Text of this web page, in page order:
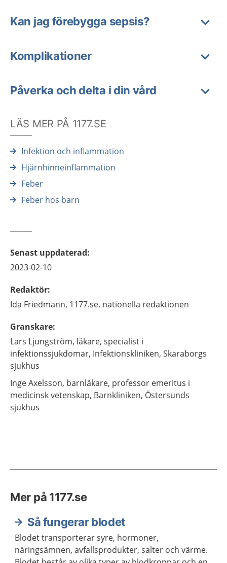
Kan jag förebygga sepsis?
Komplikationer
Påverka och delta i din vård
LÄS MER PÅ 1177.SE
Infektion och inflammation
Hjärnhinneinflammation
Feber
Feber hos barn
Senast uppdaterad:
2023-02-10
Redaktör:
Ida Friedmann, 1177.se, nationella redaktionen
Granskare:
Lars Ljungström, läkare, specialist i
infektionssjukdomar, Infektionskliniken, Skaraborgs
sjukhus
IngeAxelsson, barnläkare, professor emeritus i
medicinsk vetenskap, Barnkliniken, Östersunds
sjukhus
Mer på 1177.se
Så fungerar blodet
Blodet transporterar syre, hormoner,
näringsämnen, avfallsprodukter, salter och värme.